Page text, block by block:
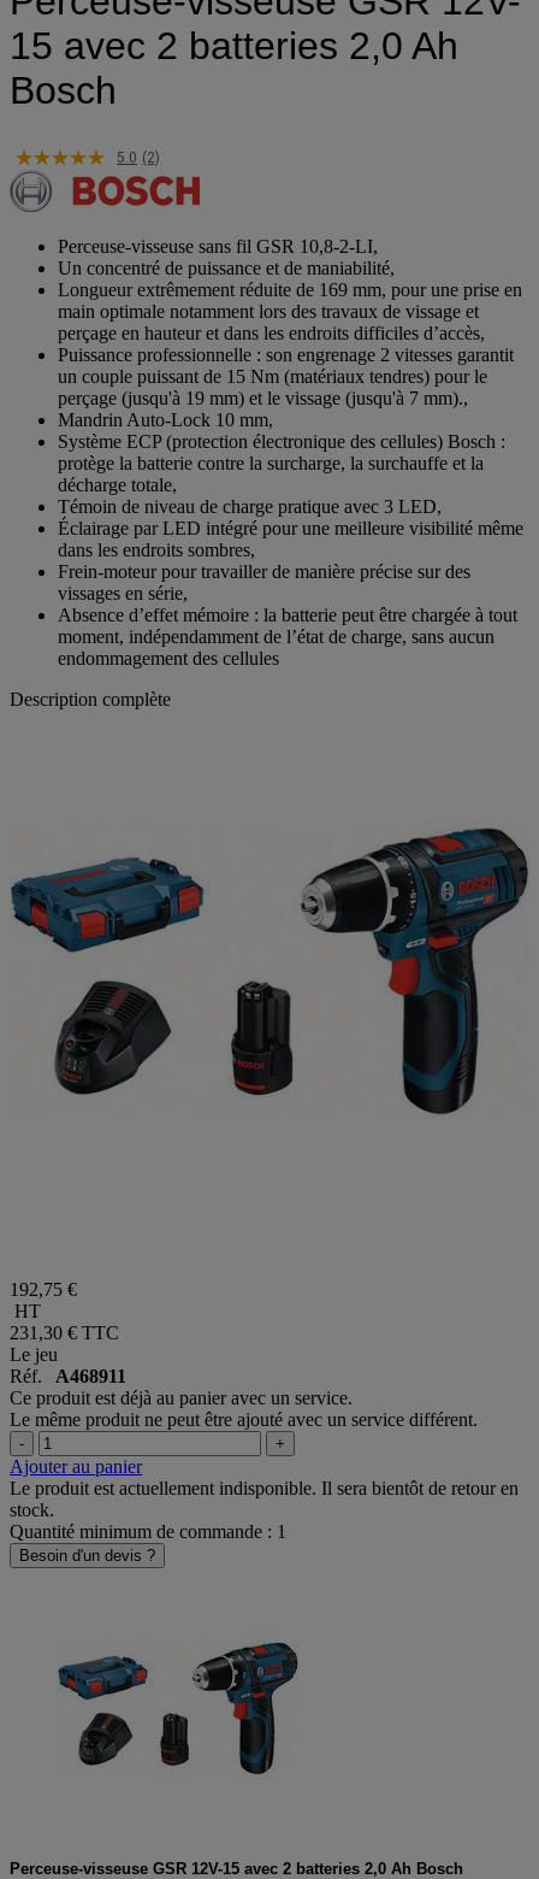
15 avec 2 batteries 2,0 Ah
Bosch
5.0 (2)
Perceuse-visseuse sans fil GSR 10,8-2-LI,
Un concentré de puissance et de maniabilité,
Longueur extrêmement réduite de 169 mm, pour une prise en
main optimale notamment lors des travaux de vissage et
perçage en hauteur et dans les endroits difficiles d’accès,
Puissance professionnelle : son engrenage 2 vitesses garantit
un couple puissant de 15 Nm (matériaux tendres) pour le
perçage (jusqu'à 19 mm) et le vissage (jusqu'à 7 mm).,
Mandrin Auto-Lock 10 mm,
Système ECP (protection électronique des cellules) Bosch :
protège la batterie contre la surcharge, la surchauffe et la
décharge totale,
Témoin de niveau de charge pratique avec 3 LED,
Éclairage par LED intégré pour une meilleure visibilité même
dans les endroits sombres,
Frein-moteur pour travailler de manière précise sur des
vissages en série,
Absence d’effet mémoire : la batterie peut être chargée à tout
moment, indépendamment de l’état de charge, sans aucun
endommagement des cellules
Description complète
192,75 €
HT
231,30 € TTC
Le jeu
Réf. A468911
Ce produit est déjà au panier avec un service.
Le même produit ne peut être ajouté avec un service différent.
- +
Ajouter au panier
Le produit est actuellement indisponible. Il sera bientôt de retour en
stock.
Quantité minimum de commande : 1
Besoin d'un devis ?
Perceuse-visseuse GSR 12V-15 avec 2 batteries 2,0 Ah Bosch